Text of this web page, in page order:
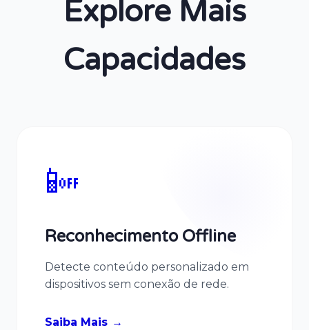
Explore Mais
Capacidades
📴
Reconhecimento Offline
Detecte conteúdo personalizado em
dispositivos sem conexão de rede.
Saiba Mais